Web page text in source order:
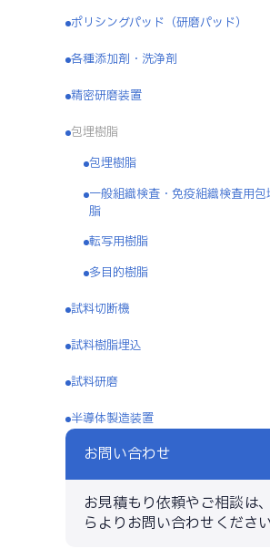
プライバシーポリシー
キタガワグループ調達基本方針
ポリシングパッド（研磨パッド）
各種添加剤・洗浄剤
精密研磨装置
包埋樹脂
包埋樹脂
一般組織検査・免疫組織検査用包
脂
転写用樹脂
多目的樹脂
試料切断機
試料樹脂埋込
試料研磨
半導体製造装置
お問い合わせ
お見積もり依頼やご相談は
らよりお問い合わせください